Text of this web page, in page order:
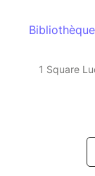
1 Square